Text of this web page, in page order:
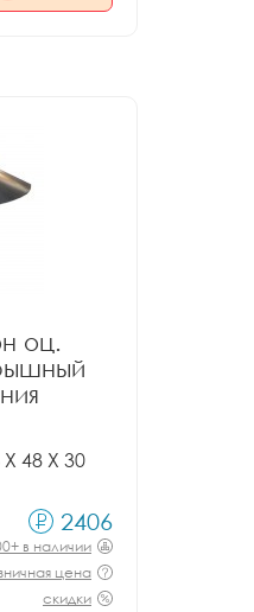
оц.
48 X 30
2406
в наличии
цена
скидки